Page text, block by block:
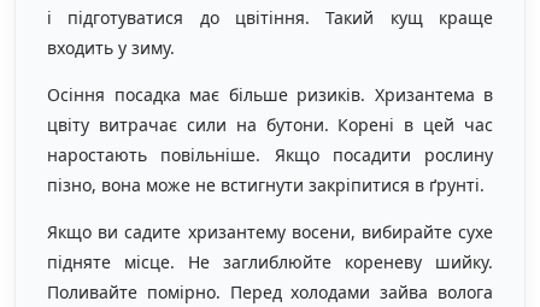
і підготуватися до цвітіння. Такий кущ краще
входить у зиму.
Осіння посадка має більше ризиків. Хризантема в
цвіту витрачає сили на бутони. Корені в цей час
наростають повільніше. Якщо посадити рослину
пізно, вона може не встигнути закріпитися в ґрунті.
Якщо ви садите хризантему восени, вибирайте сухе
підняте місце. Не заглиблюйте кореневу шийку.
Поливайте помірно. Перед холодами зайва волога